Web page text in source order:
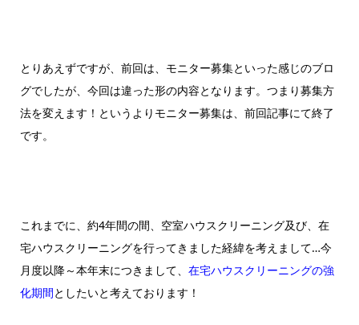
とりあえずですが、前回は、モニター募集といった感じのブロ
グでしたが、今回は違った形の内容となります。つまり募集方
法を変えます！というよりモニター募集は、前回記事にて終了
です。
これまでに、約4年間の間、空室ハウスクリーニング及び、在
宅ハウスクリーニングを行ってきました経緯を考えまして…今
月度以降～本年末につきまして、 在宅ハウスクリーニングの強
化期間としたいと考えております！